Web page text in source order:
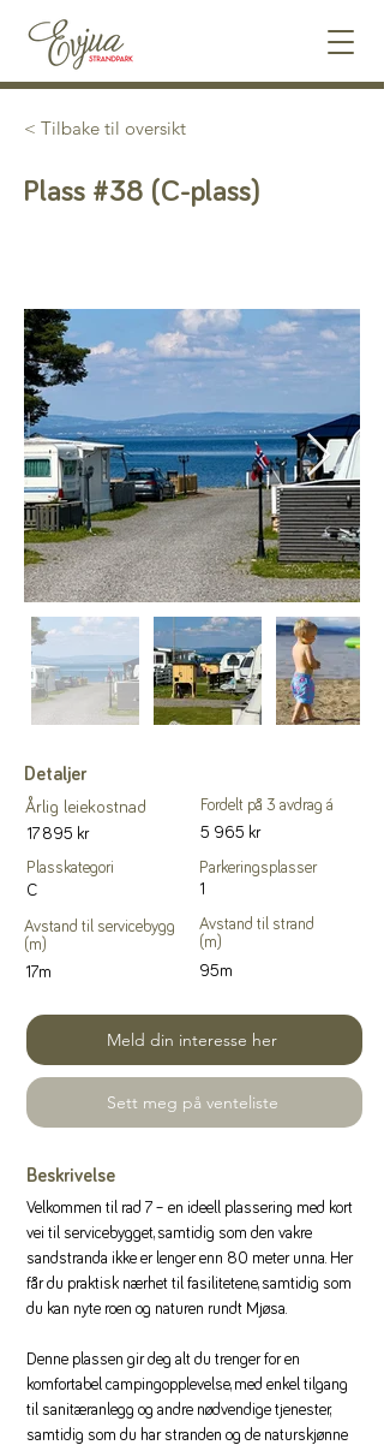
< Tilbake til oversikt
Plass #38 (C-plass)
Detaljer
Årlig leiekostnad
17 895 kr
Plasskategori
C
Avstand til servicebygg
(m)
17m
Fordelt på 3 avdrag á
5 965 kr
Parkeringsplasser
1
Avstand til strand
(m)
95m
Meld din interesse her
Sett meg på venteliste
Beskrivelse
Velkommen til rad 7 – en ideell plassering med kort
vei til servicebygget, samtidig som den vakre
sandstranda ikke er lenger enn 80 meter unna. Her
får du praktisk nærhet til fasilitetene, samtidig som
du kan nyte roen og naturen rundt Mjøsa.
Denne plassen gir deg alt du trenger for en
komfortabel campingopplevelse, med enkel tilgang
til sanitæranlegg og andre nødvendige tjenester,
samtidig som du har stranden og de naturskjønne